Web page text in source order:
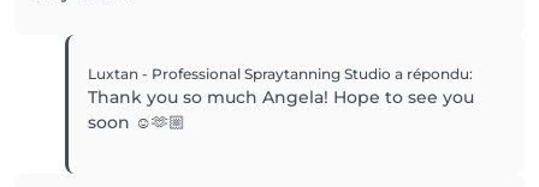
Luxtan - Professional Spraytanning Studioa répondu:
Thank you so much Angela! Hope to see you
soon ☺️🫶🏼